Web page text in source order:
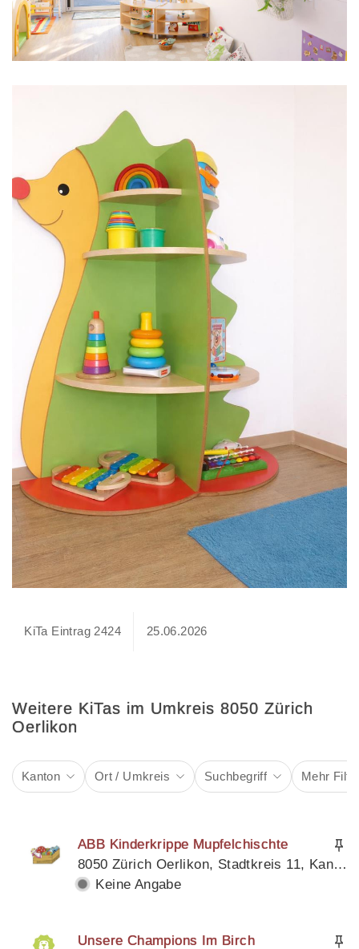
KiTa Eintrag 2424 25.06.2026
Weitere KiTas im Umkreis 8050 Zürich
Oerlikon
Kanton Ort / Umkreis Suchbegriff Mehr
ABB Kinderkrippe Mupfelchischte
8050 Zürich Oerlikon, Stadtkreis 11, Kanton Zürich
Keine Angabe
Unsere Champions Im Birch